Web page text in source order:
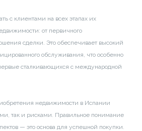
с клиентами на всех этапах их
от первичного
сделки. Это обеспечивает высокий
обслуживания, что особенно
сталкивающихся с международной
недвижимости в Испании
так и рисками. Правильное понимание
— это основа для успешной покупки.